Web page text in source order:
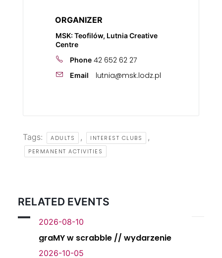
ORGANIZER
MSK: Teofilów, Lutnia Creative
Centre
Phone 42 652 62 27
Email lutnia@msk.lodz.pl
Tags: ADULTS , INTEREST CLUBS ,
PERMANENT ACTIVITIES
RELATED EVENTS
2026-08-10
graMY w scrabble // wydarzenie
2026-10-05